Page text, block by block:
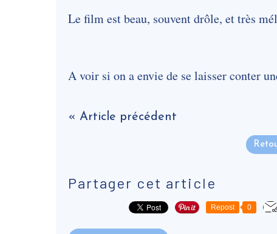
Le film est beau, souvent drôle, et très
A voir si on a envie de se laisser conter
« Article précédent
Partager cet article
Repost 0